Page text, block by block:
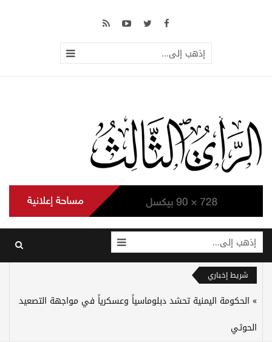
إذهب إلى...
إذهب إلى...
شريط إخباري
الحكومة اليمنية تحشد دبلوماسياً وعسكرياً في مواجهة التصعيد
الحوثي